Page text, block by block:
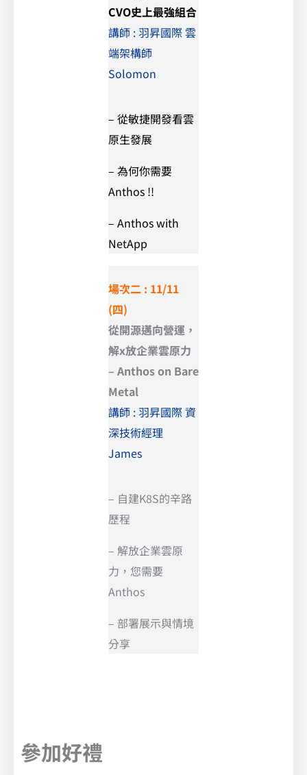
CVO史上最強組合
講師 : 羽昇國際 雲
端架構師
Solomon
– 從敏捷開發看雲
原生發展
– 為何你需要
Anthos !!
– Anthos with
NetApp
場次二 : 11/11
(四)
從開源邁向營運，
解x放企業雲原力
– Anthos on Bare
Metal
講師 : 羽昇國際 資
深技術經理
James
– 自建K8S的辛路
歷程
– 解放企業雲原
力，您需要
Anthos
– 部署展示與情境
分享
參加好禮